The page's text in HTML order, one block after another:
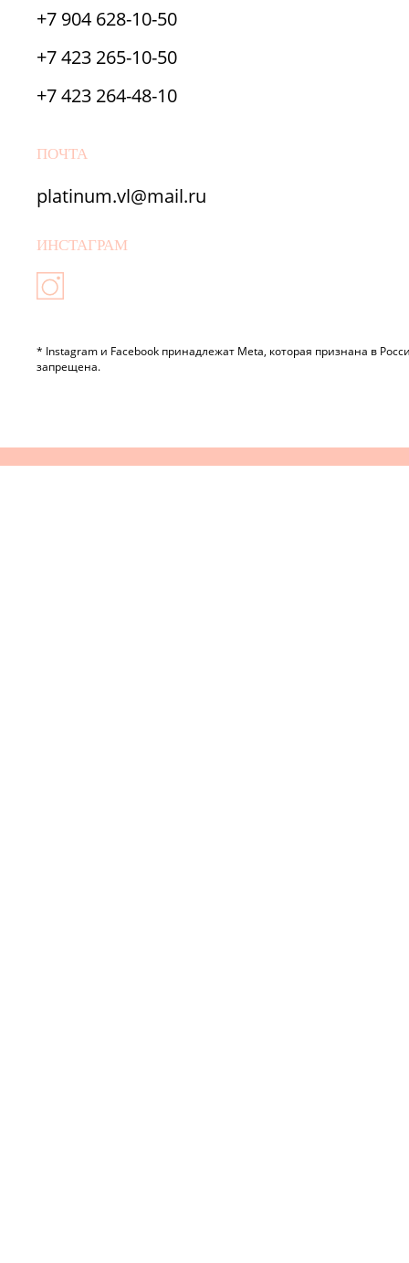
+7 904 628-10-50
‎+7 423 265-10-50
‎+7 423 264-48-10
ПОЧТА
platinum.vl@mail.ru
ИНСТАГРАМ
* Instagram и Facebook принадлежат Meta, которая признана в
запрещена.